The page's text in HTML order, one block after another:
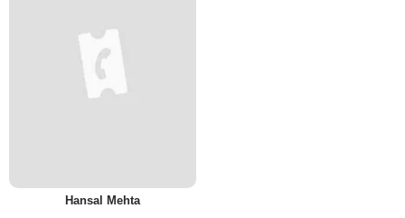
Hansal Mehta